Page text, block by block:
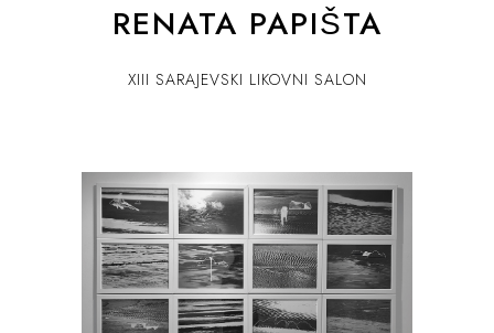
RENATA PAPIŠTA
XIII SARAJEVSKI LIKOVNI SALON